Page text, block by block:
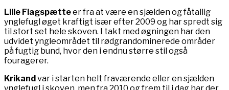
Lille Flagspætteer fra at være en sjælden og fåtallig
ynglefugl øget kraftigt især efter 2009 og har spredt sig
til stort set hele skoven. I takt med øgningen har den
udvidet yngleområdet til rødgrandominerede områder
på fugtig bund, hvor den i endnu større stil også
fouragerer.
Krikand var i starten helt fraværende eller en sjælden